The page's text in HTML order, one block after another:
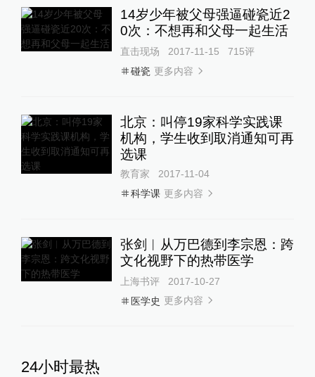
14岁少年被父母强逼碰瓷近2
0次：不想再和父母一起生活
直击现场 2017-11-15 715评
碰瓷 更多内容
北京：叫停19家科学实践课
机构，学生收到取消通知可再
选课
教育家
2017-11-04
科学课 更多内容
张剑︱从万巴德到李宗恩：跨
文化视野下的热带医学
上海书评
2017-10-27
医学史 更多内容
24小时最热